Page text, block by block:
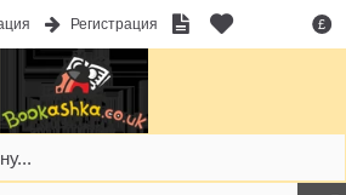
£
Регистрация